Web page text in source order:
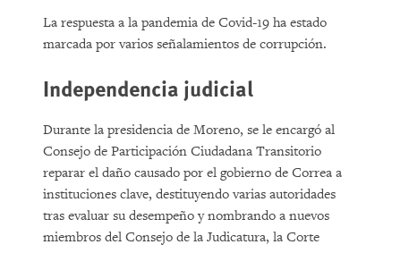
La respuesta a la pandemia de Covid-19 ha estado
marcada por varios señalamientos de corrupción.
Independencia judicial
Durante la presidencia de Moreno, se le encargó al
Consejo de Participación Ciudadana Transitorio
reparar el daño causado por el gobierno de Correa a
instituciones clave, destituyendo varias autoridades
tras evaluar su desempeño y nombrando a nuevos
miembros del Consejo de la Judicatura, la Corte